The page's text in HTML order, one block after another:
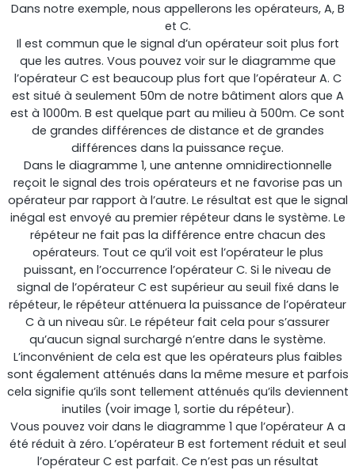
Répéteur OS6
Répéteur commercial à opérateur unique
StellaPlanner
Planificateur d’installation en ligne
Dans notre exemple, nous appellerons les opérateurs, A, B
et C.
Il est commun que le signal d’un opérateur soit plus fort
que les autres. Vous pouvez voir sur le diagramme que
l’opérateur C est beaucoup plus fort que l’opérateur A. C
est situé à seulement 50m de notre bâtiment alors que A
est à 1000m. B est quelque part au milieu à 500m. Ce sont
de grandes différences de distance et de grandes
différences dans la puissance reçue.
Dans le diagramme 1, une antenne omnidirectionnelle
reçoit le signal des trois opérateurs et ne favorise pas un
opérateur par rapport à l’autre. Le résultat est que le signal
inégal est envoyé au premier répéteur dans le système. Le
répéteur ne fait pas la différence entre chacun des
opérateurs. Tout ce qu’il voit est l’opérateur le plus
puissant, en l’occurrence l’opérateur C. Si le niveau de
signal de l’opérateur C est supérieur au seuil fixé dans le
répéteur, le répéteur atténuera la puissance de l’opérateur
C à un niveau sûr. Le répéteur fait cela pour s’assurer
qu’aucun signal surchargé n’entre dans le système.
L’inconvénient de cela est que les opérateurs plus faibles
sont également atténués dans la même mesure et parfois
cela signifie qu’ils sont tellement atténués qu’ils deviennent
inutiles (voir image 1, sortie du répéteur).
Vous pouvez voir dans le diagramme 1 que l’opérateur A a
été réduit à zéro. L’opérateur B est fortement réduit et seul
l’opérateur C est parfait. Ce n’est pas un résultat